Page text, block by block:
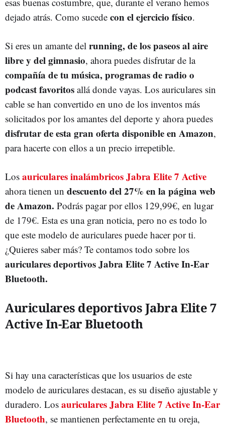
dejado atrás. Como sucede con el ejercicio físico.
Si eres un amante del running, de los paseos al aire
libre y del gimnasio, ahora puedes disfrutar de la
compañía de tu música, programas de radio o
podcast favoritos allá donde vayas. Los auriculares sin
cable se han convertido en uno de los inventos más
solicitados por los amantes del deporte y ahora puedes
disfrutar de esta gran oferta disponible en Amazon,
para hacerte con ellos a un precio irrepetible.
Los auriculares inalámbricos Jabra Elite 7 Active
ahora tienen un descuento del 27% en la página web
de Amazon. Podrás pagar por ellos 129,99€, en lugar
de 179€. Esta es una gran noticia, pero no es todo lo
que este modelo de auriculares puede hacer por ti.
¿Quieres saber más? Te contamos todo sobre los
auriculares deportivos Jabra Elite 7 Active In-Ear
Bluetooth.
Auriculares deportivos Jabra Elite 7
Active In-Ear Bluetooth
Si hay una características que los usuarios de este
modelo de auriculares destacan, es su diseño ajustable y
duradero. Los auriculares Jabra Elite 7 Active In-Ear
Bluetooth, se mantienen perfectamente en tu oreja,